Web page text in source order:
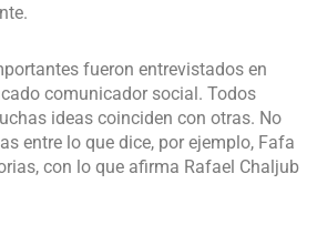
fueron entrevistados en
comunicador social. Todos
ideas coinciden con otras. No
entre lo que dice, por ejemplo, Fafa
con lo que afirma Rafael Chaljub